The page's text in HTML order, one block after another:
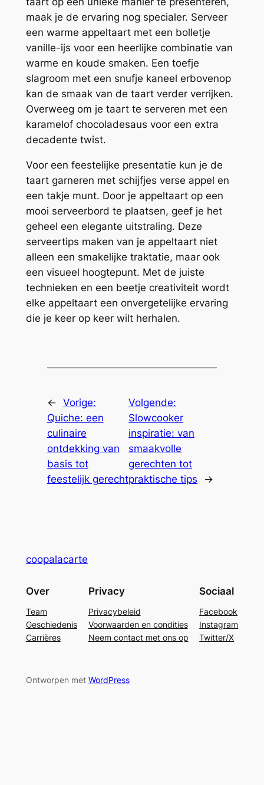
maak je de ervaring nog specialer. Serveer
een warme appeltaart met een bolletje
vanille-ijs voor een heerlijke combinatie van
warme en koude smaken. Een toefje
slagroom met een snufje kaneel erbovenop
kan de smaak van de taart verder verrijken.
Overweeg om je taart te serveren met een
karamelof chocoladesaus voor een extra
decadente twist.
Voor een feestelijke presentatie kun je de
taart garneren met schijfjes verse appel en
een takje munt. Door je appeltaart op een
mooi serveerbord te plaatsen, geef je het
geheel een elegante uitstraling. Deze
serveertips maken van je appeltaart niet
alleen een smakelijke traktatie, maar ook
een visueel hoogtepunt. Met de juiste
technieken en een beetje creativiteit wordt
elke appeltaart een onvergetelijke ervaring
die je keer op keer wilt herhalen.
← Vorige:
Quiche: een
culinaire
ontdekking van
basis tot
feestelijk gerecht
Volgende:
Slowcooker
inspiratie: van
smaakvolle
gerechten tot
praktische tips
→
coopalacarte
Over
Team
Geschiedenis
Carrières
Privacy
Privacybeleid
Voorwaarden en condities
Neem contact met ons op
Sociaal
Facebook
Instagram
Twitter/X
Ontworpen met WordPress